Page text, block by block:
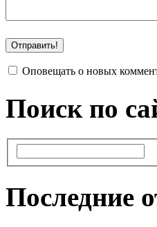
Оповещать о новых
Поиск по
Последние